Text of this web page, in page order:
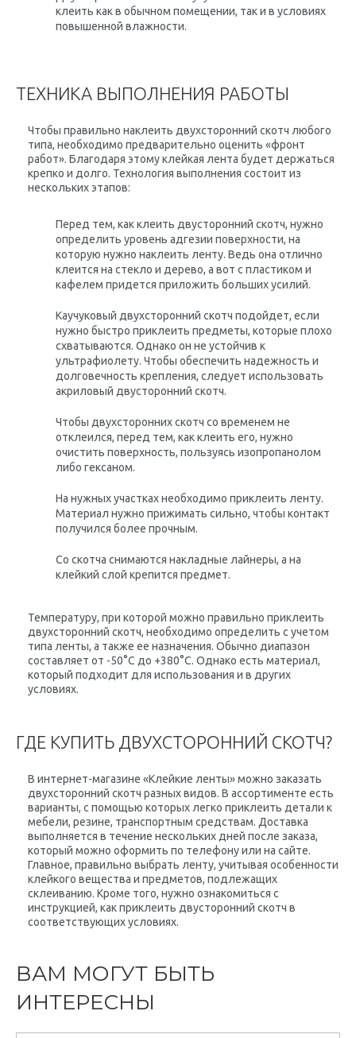
клеить как в обычном помещении, так и в условиях
повышенной влажности.
ТЕХНИКА ВЫПОЛНЕНИЯ РАБОТЫ
Чтобы правильно наклеить двухсторонний скотч любого
типа, необходимо предварительно оценить «фронт
работ». Благодаря этому клейкая лента будет держаться
крепко и долго. Технология выполнения состоит из
нескольких этапов:
Перед тем, как клеить двусторонний скотч, нужно
определить уровень адгезии поверхности, на
которую нужно наклеить ленту. Ведь она отлично
клеится на стекло и дерево, а вот с пластиком и
кафелем придется приложить больших усилий.
Каучуковый двухсторонний скотч подойдет, если
нужно быстро приклеить предметы, которые плохо
схватываются. Однако он не устойчив к
ультрафиолету. Чтобы обеспечить надежность и
долговечность крепления, следует использовать
акриловый двусторонний скотч.
Чтобы двухсторонних скотч со временем не
отклеился, перед тем, как клеить его, нужно
очистить поверхность, пользуясь изопропанолом
либо гексаном.
На нужных участках необходимо приклеить ленту.
Материал нужно прижимать сильно, чтобы контакт
получился более прочным.
Со скотча снимаются накладные лайнеры, а на
клейкий слой крепится предмет.
Температуру, при которой можно правильно приклеить
двухсторонний скотч, необходимо определить с учетом
типа ленты, а также ее назначения. Обычно диапазон
составляет от -50°С до +380°С. Однако есть материал,
который подходит для использования и в других
условиях.
ГДЕ КУПИТЬ ДВУХСТОРОННИЙ СКОТЧ?
В интернет-магазине «Клейкие ленты» можно заказать
двухсторонний скотч разных видов. В ассортименте есть
варианты, с помощью которых легко приклеить детали к
мебели, резине, транспортным средствам. Доставка
выполняется в течение нескольких дней после заказа,
который можно оформить по телефону или на сайте.
Главное, правильно выбрать ленту, учитывая особенности
клейкого вещества и предметов, подлежащих
склеиванию. Кроме того, нужно ознакомиться с
инструкцией, как приклеить двусторонний скотч в
соответствующих условиях.
ВАМ МОГУТ БЫТЬ
ИНТЕРЕСНЫ